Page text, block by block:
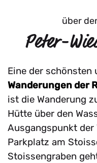
über
Peter-
Eine der schönsten
Wanderungen der
ist die Wanderung
Hütte über den
Ausgangspunkt der
Parkplatz am
Stoissengraben